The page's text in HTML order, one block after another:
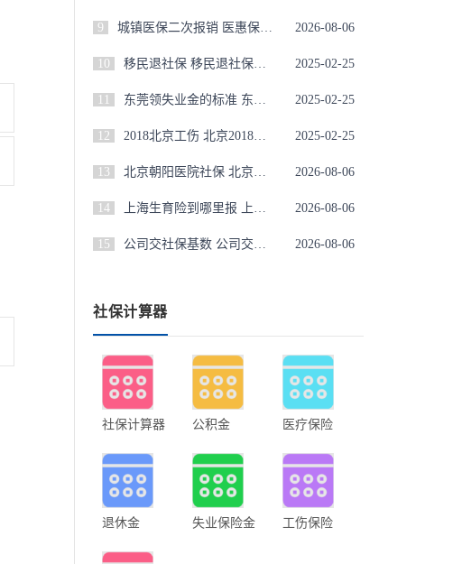
9 城镇医保二次报销 医惠保1号报销条件 2026-08-06
10 移民退社保 移民退社保需要多久到账 2025-02-25
东莞领失业金的标准 东莞领失业保险金条件 2025-02-25
12 2018北京工伤 北京2018年工伤缴费基数 2025-02-25
13 北京朝阳医院社保 北京朝阳医院医保卡用选吗 2026-08-06
14 上海生育险到哪里报 上海生育险怎么报销要给什么材料 2026-08-06
15 公司交社保基数 公司交社保基数与工资不符怎么处理 2026-08-06
社保计算器
社保计算器 公积金 医疗保险
退休金 失业保险金 工伤保险